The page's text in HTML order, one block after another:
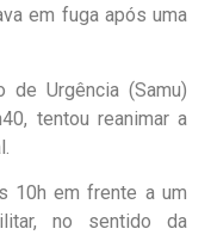
em fuga após uma
de Urgência (Samu)
tentou reanimar a
10h em frente a um
no sentido da